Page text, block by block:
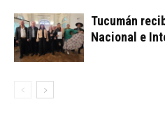
Tucumán
Nacional e